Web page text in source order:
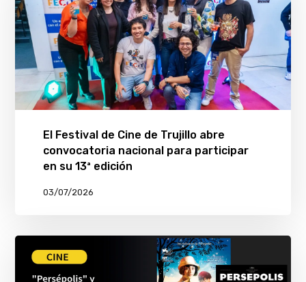
El Festival de Cine de Trujillo abre
convocatoria nacional para participar
en su 13ª edición
03/07/2026